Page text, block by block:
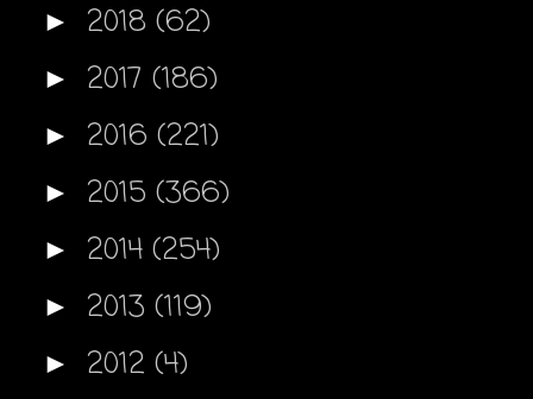
► 2018 (62)
► 2017 (186)
► 2016 (221)
► 2015 (366)
► 2014 (254)
► 2013 (119)
► 2012 (4)